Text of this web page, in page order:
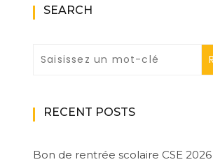
SEARCH
RECENT POSTS
Bon de rentrée scolaire CSE 2026